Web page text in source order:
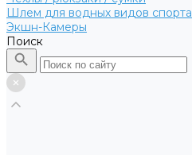
Шлем для водных видов спорта
Экшн-Камеры
Поиск